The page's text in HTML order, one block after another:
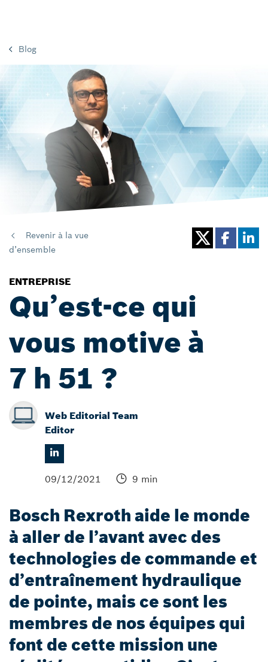
Blog
Revenir à la vue
d’ensemble
ENTREPRISE
Qu’est-ce qui
vous motive à
7 h 51 ?
Web Editorial Team
Editor
09/12/2021 9 min
Bosch Rexroth aide le monde
à aller de l’avant avec des
technologies de commande et
d’entraînement hydraulique
de pointe, mais ce sont les
membres de nos équipes qui
font de cette mission une